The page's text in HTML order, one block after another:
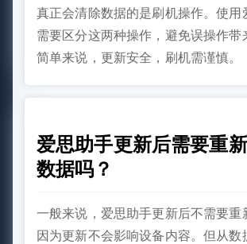
真正会清除数据的是刷机操作。使用
需要区分这两种操作，避免误操作带
简单来说，更新安全，刷机需谨慎。
爱思助手更新后需要重
数据吗？
一般来说，爱思助手更新后不需要重
因为更新不会影响设备内容。但从数